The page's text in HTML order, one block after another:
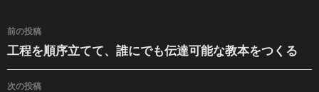
投稿ナビゲーション
前の投稿
工程を順序立てて、誰にでも伝達可能な教本をつくる
次の投稿